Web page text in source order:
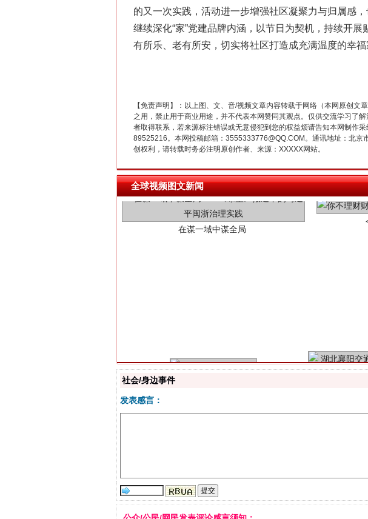
的又一次实践，活动进一步增强社区凝聚力与归属感
继续深化“家”党建品牌内涵，以节日为契机，持续开
有所乐、老有所安，切实将社区打造成充满温度的幸福
【免责声明】：以上图、文、音/视频文章内容转载于网络（本网原创
之用，禁止用于商业用途，并不代表本网赞同其观点。仅供交流学习了
者取得联系，若来源标注错误或无意侵犯到您的权益烦请告知本网制作
89525216。本网投稿邮箱：3555333776@QQ.COM。通讯地址：北
创权利，请转载时务必注明原创作者、来源：XXXXX网站。
全球视频图文新闻
在谋一域中谋全局
社会/身边事件
发表感言：